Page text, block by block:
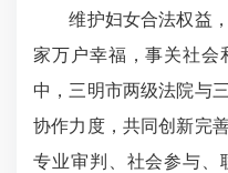
维护妇女合法权益，
家万户幸福，事关社会
中，三明市两级法院与
协作力度，共同创新完
专业审判、社会参与、